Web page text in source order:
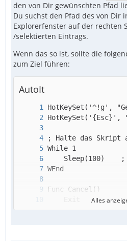
den von Dir gewünschten Pfad
Du suchst den Pfad des von Dir
Explorerfenster auf der rechten
/selektierten Eintrags.
Wenn das so ist, sollte die
zum Ziel führen:
AutoIt
Alles